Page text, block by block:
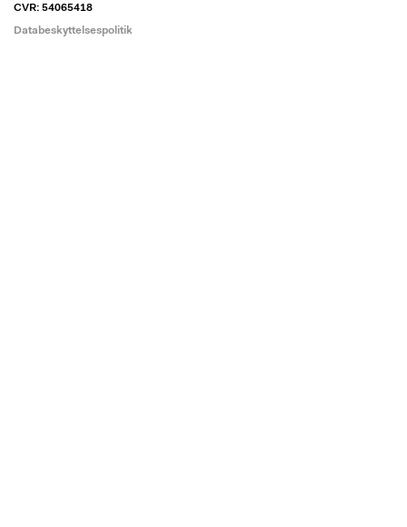
CVR: 54065418
Databeskyttelsespolitik